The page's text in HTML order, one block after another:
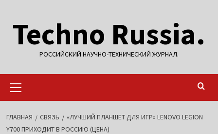
содержимому
Techno Russia.
РОССИЙСКИЙ НАУЧНО-ТЕХНИЧЕСКИЙ ЖУРНАЛ.
меню
ГЛАВНАЯ СВЯЗЬ
«ЛУЧШИЙ ПЛАНШЕТ ДЛЯ ИГР» LENOVO LEGION
Y700 ПРИХОДИТ В РОССИЮ (ЦЕНА)